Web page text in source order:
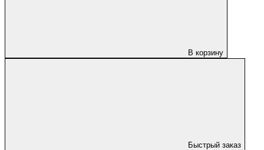
В корзину
Быстрый заказ